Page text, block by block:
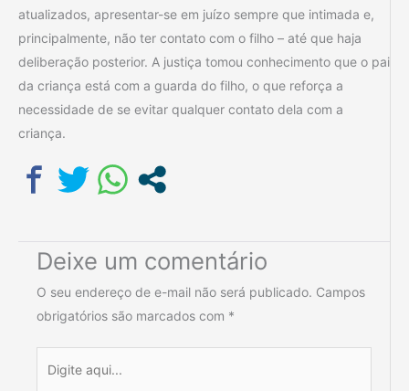
atualizados, apresentar-se em juízo sempre que intimada e,
principalmente, não ter contato com o filho – até que haja
deliberação posterior. A justiça tomou conhecimento que o pai
da criança está com a guarda do filho, o que reforça a
necessidade de se evitar qualquer contato dela com a
criança.
Deixe um comentário
O seu endereço de e-mail não será publicado. Campos
obrigatórios são marcados com *
aqui...